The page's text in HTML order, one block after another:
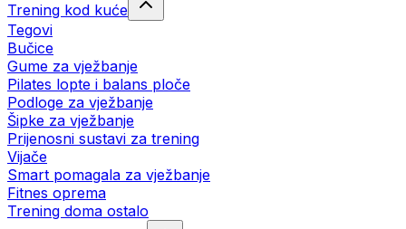
Trening kod kuće
Tegovi
Bučice
Gume za vježbanje
Pilates lopte i balans ploče
Podloge za vježbanje
Šipke za vježbanje
Prijenosni sustavi za trening
Vijače
Smart pomagala za vježbanje
Fitnes oprema
Trening doma ostalo